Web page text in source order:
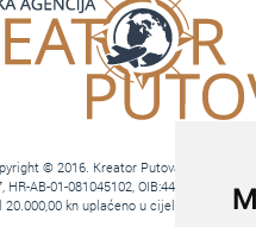
© 2016. Kreator Putovanja d.o.o. –
AB-01-081045102,
kn uplaćeno u cijelosti,